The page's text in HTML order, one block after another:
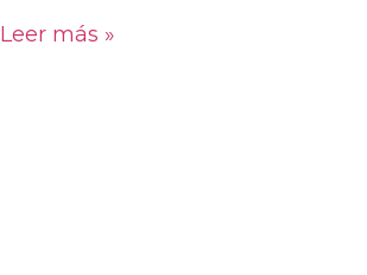
Leer más »